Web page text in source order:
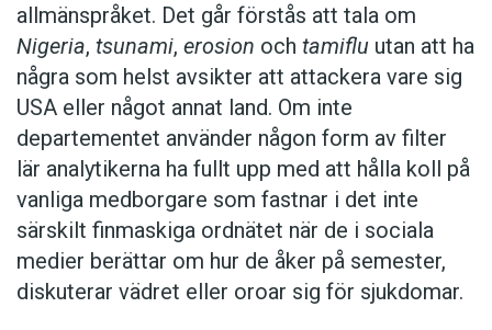
allmänspråket. Det går förstås att tala om
Nigeria, tsunami, erosion och tamiflu utan att ha
några som helst avsikter att attackera vare sig
USA eller något annat land. Om inte
departementet använder någon form av filter
lär analytikerna ha fullt upp med att hålla koll på
vanliga medborgare som fastnar i det inte
särskilt finmaskiga ordnätet när de i sociala
medier berättar om hur de åker på semester,
diskuterar vädret eller oroar sig för sjukdomar.